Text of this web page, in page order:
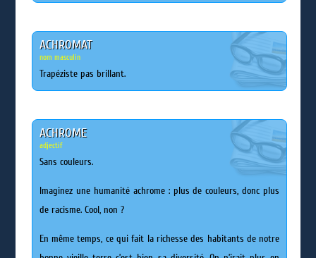
ACHROMAT
nom masculin
Trapéziste pas brillant.
ACHROME
adjectif
Sans couleurs.
Imaginez une humanité achrome : plus de couleurs, donc plus
de racisme. Cool, non ?
En même temps, ce qui fait la richesse des habitants de notre